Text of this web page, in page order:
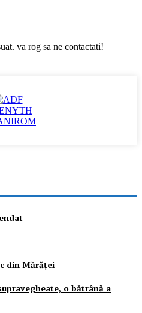
va rog sa ne contactati!
din Mărăţei
o bătrână a